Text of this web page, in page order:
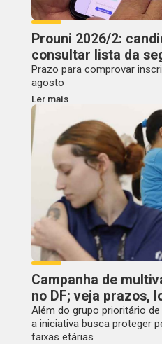
Prouni 2026/2:
consultar lista da
Prazo para comprovar
agosto
Ler mais
Campanha de
no DF; veja prazos,
Além do grupo prioritário
a iniciativa busca proteger
faixas etárias